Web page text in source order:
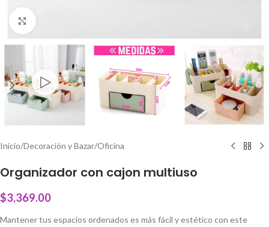
Click to enlarge
Inicio/Decoración y Bazar/Oficina
Organizador con cajon multiuso
$3,369.00
Mantener tus espacios ordenados es más fácil y estético con este